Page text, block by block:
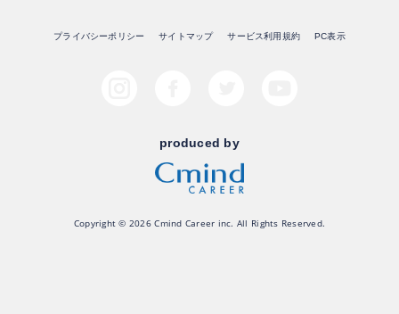
プライバシーポリシー サイトマップ サービス利用規約 PC表示
produced by
Copyright © 2026 Cmind Career inc. All Rights Reserved.